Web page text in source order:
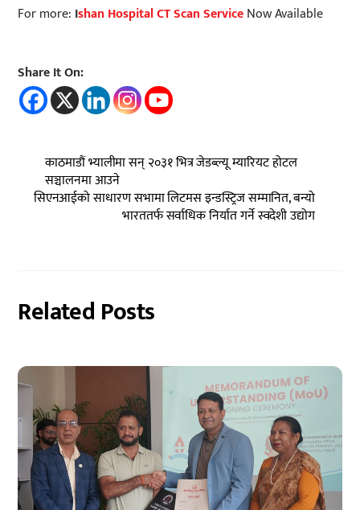
For more: Ishan Hospital CT Scan ServiceNow Available
Share It On:
काठमाडौं भ्यालीमा सन् २०३१ भित्र जेडब्ल्यू म्यारियट होटल
सञ्चालनमा आउने
सिएनआईको साधारण सभामा लिटमस इन्डस्ट्रिज सम्मानित, बन्यो
भारततर्फ सर्वाधिक निर्यात गर्ने स्वदेशी उद्योग
Related Posts